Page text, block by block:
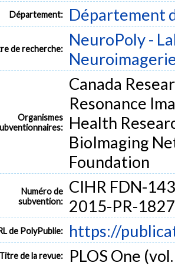
Département: Département
de recherche:
NeuroPoly -
Organismes
Canada
Resonance
Health
BioImaging
Foundation
Numéro de
subvention:
CIHR FDN-
2015-PR-
de PolyPublie: https://
Titre de la revue: PLOS One